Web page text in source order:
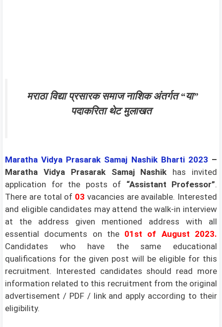
मराठा विद्या प्रसारक समाज नाशिक अंतर्गत “या”
पदाकरिता थेट मुलाखत
Maratha Vidya Prasarak Samaj Nashik Bharti 2023 –
Maratha Vidya Prasarak Samaj Nashik has invited
application for the posts of “Assistant Professor”.
There are total of 03 vacancies are available. Interested
and eligible candidates may attend the walk-in interview
at the address given mentioned address with all
essential documents on the 01st of August 2023.
Candidates who have the same educational
qualifications for the given post will be eligible for this
recruitment. Interested candidates should read more
information related to this recruitment from the original
advertisement / PDF / link and apply according to their
eligibility.